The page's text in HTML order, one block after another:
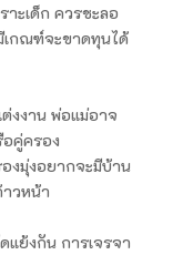
าะเด็ก ควรชะลอ
เกณฑ์จะขาดทุนได้
งงาน พ่อแม่อาจ
คู่ครอง
งมุ่งอยากจะมีบ้าน
วหน้า
ย้งกัน การเจรจา